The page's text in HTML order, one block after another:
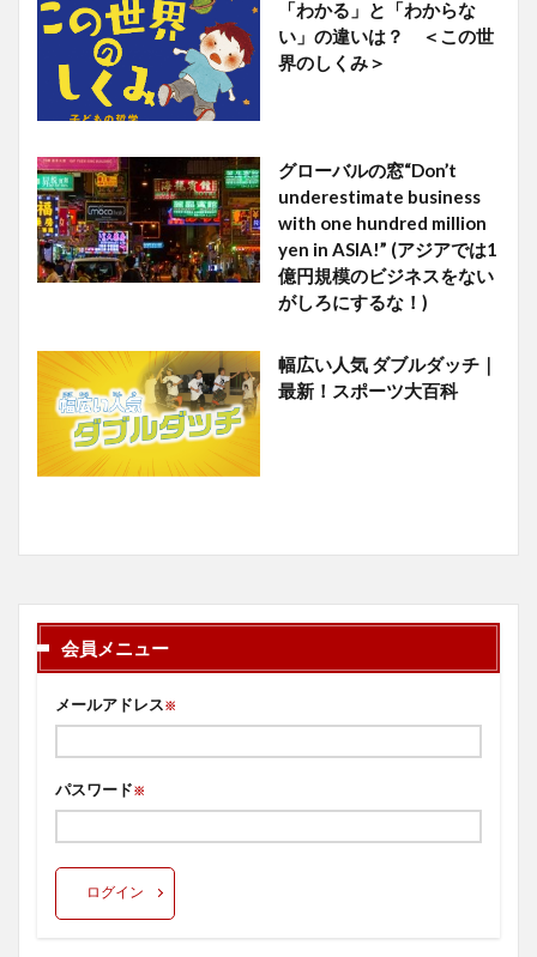
「わかる」と「わからな
い」の違いは？ ＜この世
界のしくみ＞
グローバルの窓“Don’t
underestimate business
with one hundred million
yen in ASIA!” (アジアでは1
億円規模のビジネスをない
がしろにするな！)
幅広い人気 ダブルダッチ｜
最新！スポーツ大百科
会員メニュー
メールアドレス※
パスワード※
ログイン